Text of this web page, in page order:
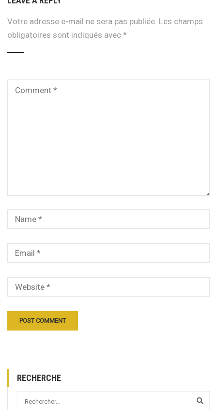
Votre adresse e-mail ne sera pas publiée. Les champs
obligatoires sont indiqués avec *
RECHERCHE